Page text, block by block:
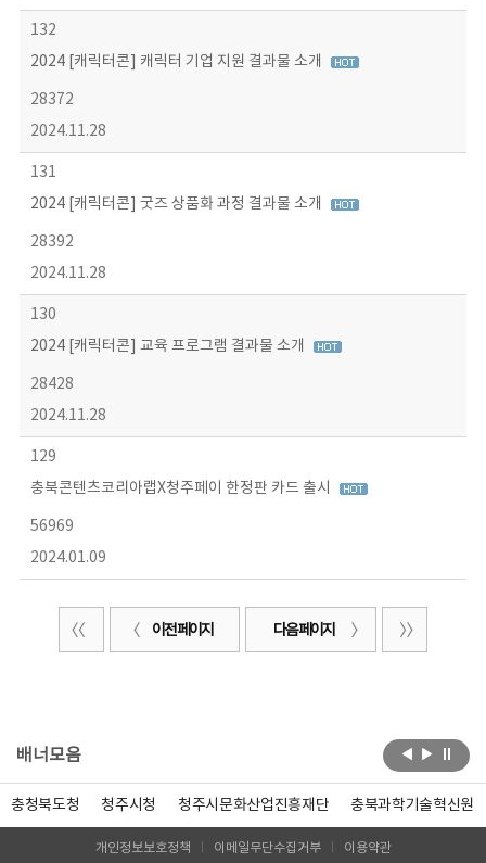
132
2024 [캐릭터콘] 캐릭터 기업 지원 결과물 소개
28372
2024.11.28
131
2024 [캐릭터콘] 굿즈 상품화 과정 결과물 소개
28392
2024.11.28
130
2024 [캐릭터콘] 교육 프로그램 결과물 소개
28428
2024.11.28
129
충북콘텐츠코리아랩X청주페이 한정판 카드 출시
56969
2024.01.09
이전 페이지 다음 페이지
배너모음
충청북도청 청주시청 청주시문화산업진흥재단 충북과학기술혁신원
개인정보보호정책 이메일무단수집거부 이용약관